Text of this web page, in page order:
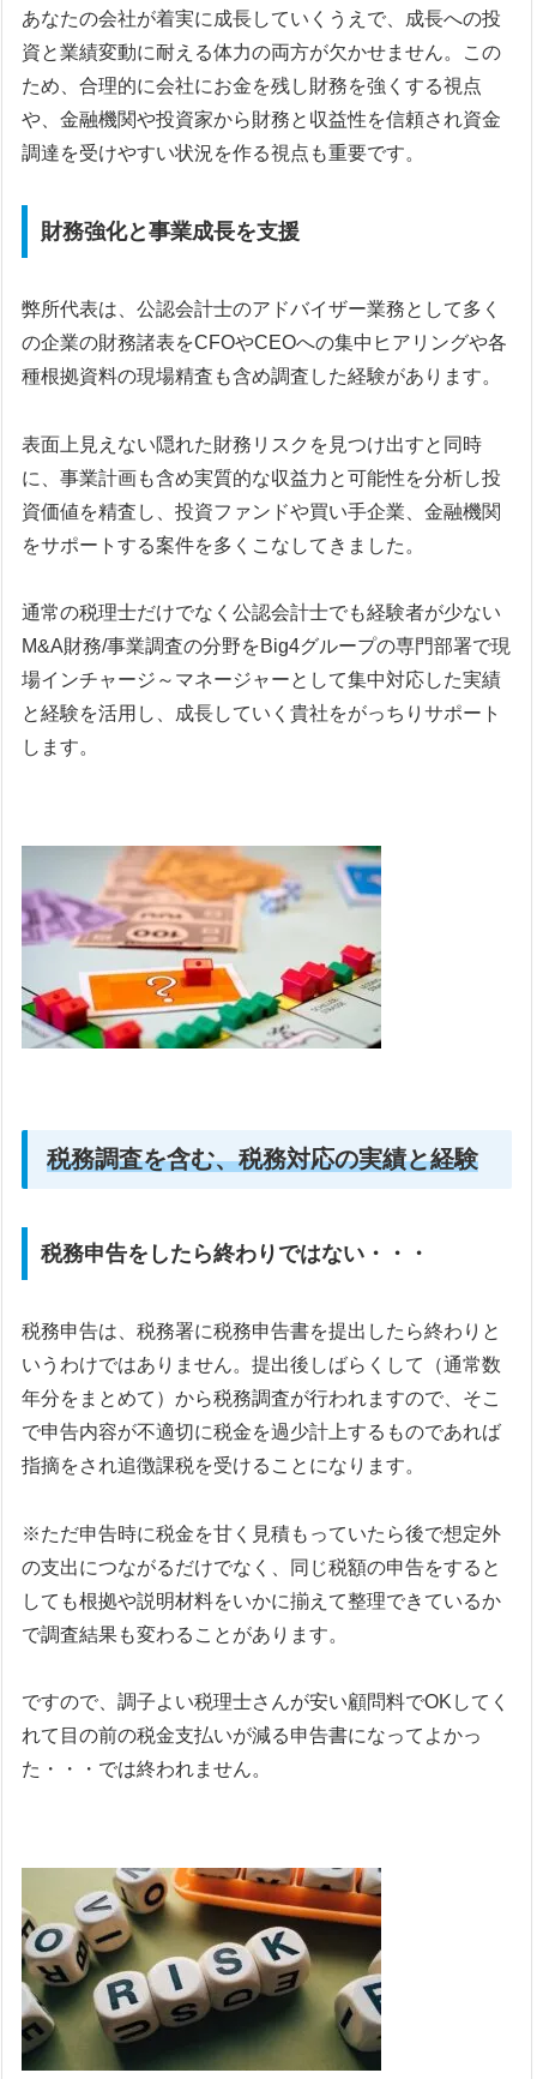
あなたの会社が着実に成長していくうえで、成長への投
資と業績変動に耐える体力の両方が欠かせません。この
ため、合理的に会社にお金を残し財務を強くする視点
や、金融機関や投資家から財務と収益性を信頼され資金
調達を受けやすい状況を作る視点も重要です。
財務強化と事業成長を支援
弊所代表は、公認会計士のアドバイザー業務として多く
の企業の財務諸表をCFOやCEOへの集中ヒアリングや各
種根拠資料の現場精査も含め調査した経験があります。
表面上見えない隠れた財務リスクを見つけ出すと同時
に、事業計画も含め実質的な収益力と可能性を分析し投
資価値を精査し、投資ファンドや買い手企業、金融機関
をサポートする案件を多くこなしてきました。
通常の税理士だけでなく公認会計士でも経験者が少ない
M&A財務/事業調査の分野をBig4グループの専門部署で現
場インチャージ～マネージャーとして集中対応した実績
と経験を活用し、成長していく貴社をがっちりサポート
します。
税務調査を含む、税務対応の実績と経験
税務申告をしたら終わりではない・・・
税務申告は、税務署に税務申告書を提出したら終わりと
いうわけではありません。提出後しばらくして（通常数
年分をまとめて）から税務調査が行われますので、そこ
で申告内容が不適切に税金を過少計上するものであれば
指摘をされ追徴課税を受けることになります。
※ただ申告時に税金を甘く見積もっていたら後で想定外
の支出につながるだけでなく、同じ税額の申告をすると
しても根拠や説明材料をいかに揃えて整理できているか
で調査結果も変わることがあります。
ですので、調子よい税理士さんが安い顧問料でOKしてく
れて目の前の税金支払いが減る申告書になってよかっ
た・・・では終われません。